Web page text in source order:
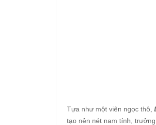
Tựa như một viên ngọc thô,
tạo nên nét nam tính, trưởng